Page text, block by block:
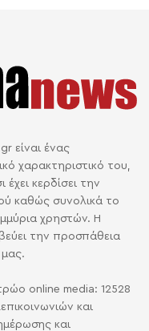
είναι ένας
χαρακτηριστικό του,
κερδίσει την
καθώς συνολικά το
χρηστών. Η
την προσπάθεια
online media: 12528
και
και